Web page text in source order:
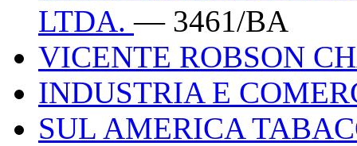
LTDA.— 3461/BA
VICENTE ROBSON
INDUSTRIA E
SUL AMERICA